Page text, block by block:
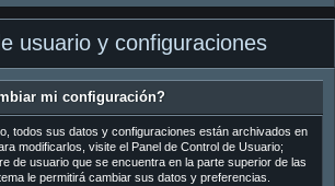
usuario y configuraciones
mi configuración?
todos sus datos y configuraciones están archivados en
modificarlos, visite el Panel de Control de Usuario;
de usuario que se encuentra en la parte superior de las
le permitirá cambiar sus datos y preferencias.